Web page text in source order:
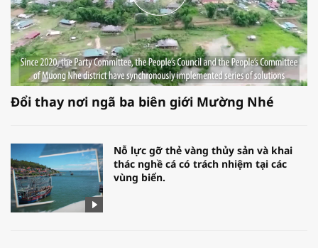
Đổi thay nơi ngã ba biên giới Mường Nhé
Nỗ lực gỡ thẻ vàng thủy sản và khai
thác nghề cá có trách nhiệm tại các
vùng biển.